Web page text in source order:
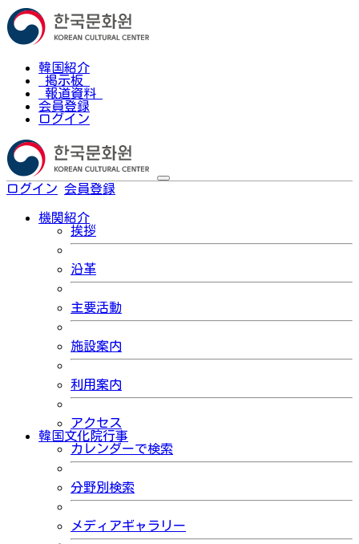
韓国紹介
掲示板
報道資料
会員登録
ログイン
ログイン 会員登録
機関紹介
挨拶
沿革
主要活動
施設案内
利用案内
アクセス
韓国文化院行事
カレンダーで検索
分野別検索
メディアギャラリー